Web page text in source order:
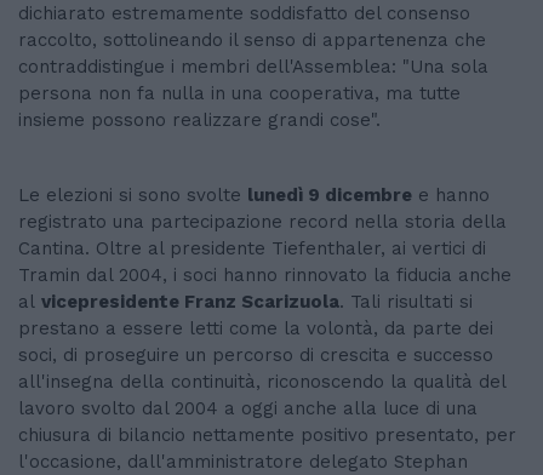
dichiarato estremamente soddisfatto del consenso
raccolto, sottolineando il senso di appartenenza che
contraddistingue i membri dell'Assemblea: "Una sola
persona non fa nulla in una cooperativa, ma tutte
insieme possono realizzare grandi cose".
Le elezioni si sono svolte lunedì 9 dicembre e hanno
registrato una partecipazione record nella storia della
Cantina. Oltre al presidente Tiefenthaler, ai vertici di
Tramin dal 2004, i soci hanno rinnovato la fiducia anche
al vicepresidente Franz Scarizuola. Tali risultati si
prestano a essere letti come la volontà, da parte dei
soci, di proseguire un percorso di crescita e successo
all'insegna della continuità, riconoscendo la qualità del
lavoro svolto dal 2004 a oggi anche alla luce di una
chiusura di bilancio nettamente positivo presentato, per
l'occasione, dall'amministratore delegato Stephan